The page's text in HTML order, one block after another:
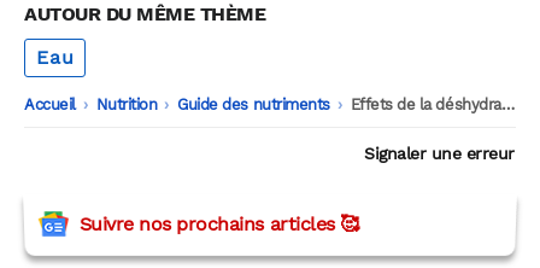
AUTOUR DU MÊME THÈME
Eau
Accueil -
Nutrition -
Guide des nutriments -
Effets de la déshydratation sur le cerveau et les capacités cognitives
Signaler une erreur
Suivre nos prochains articles 🥰